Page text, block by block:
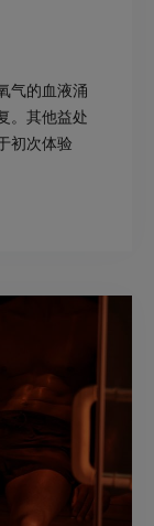
气的血液涌
。其他益处
初次体验